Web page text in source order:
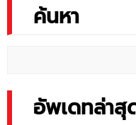
ค้นหา
อัพเดทล่าสุ